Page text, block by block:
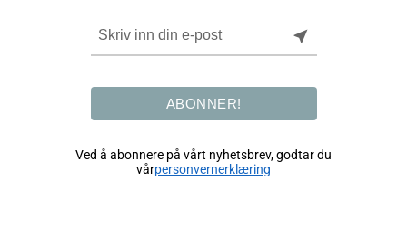
near_me
ABONNER!
Ved å abonnere på vårt nyhetsbrev, godtar du
vårpersonvernerklæring